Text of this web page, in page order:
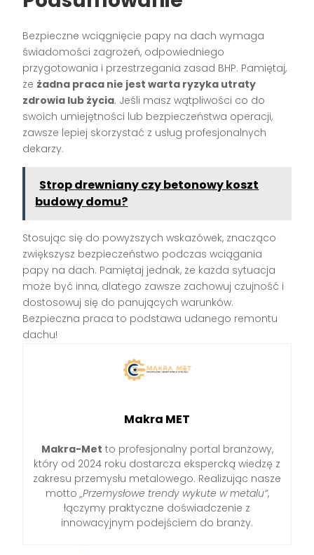
Bezpieczne wciągnięcie papy na dach wymaga
świadomości zagrożeń, odpowiedniego
przygotowania i przestrzegania zasad BHP. Pamiętaj,
że żadna praca nie jest warta ryzyka utraty
zdrowia lub życia. Jeśli masz wątpliwości co do
swoich umiejętności lub bezpieczeństwa operacji,
zawsze lepiej skorzystać z usług profesjonalnych
dekarzy.
Strop drewniany czy betonowy koszt
budowy domu?
Stosując się do powyższych wskazówek, znacząco
zwiększysz bezpieczeństwo podczas wciągania
papy na dach. Pamiętaj jednak, że każda sytuacja
może być inna, dlatego zawsze zachowuj czujność i
dostosowuj się do panujących warunków.
Bezpieczna praca to podstawa udanego remontu
dachu!
Makra MET
Makra-Met to profesjonalny portal branżowy,
który od 2024 roku dostarcza ekspercką wiedzę z
zakresu przemysłu metalowego. Realizując nasze
motto„Przemysłowe trendy wykute w metalu”,
łączymy praktyczne doświadczenie z
innowacyjnym podejściem do branży.